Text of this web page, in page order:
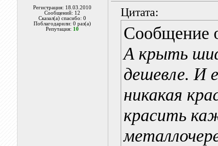
Регистрация: 18.03.2010
Сообщений: 12
Сказал(а) спасибо: 0
Поблагодарили: 0 раз(а)
Репутация: 10
Цитата:
Сообщение
А крыть
дешевле. И
никакая
красить